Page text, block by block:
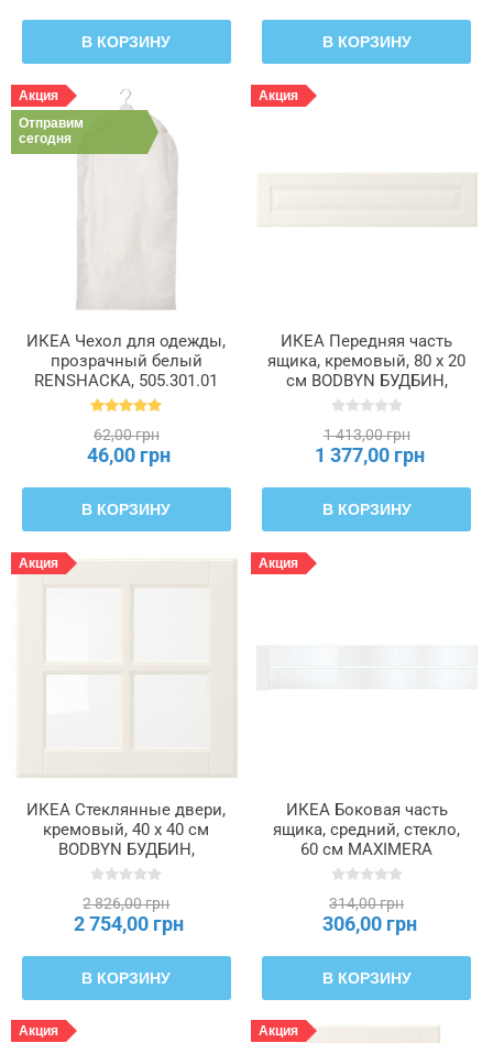
В КОРЗИНУ В КОРЗИНУ
Акция
Отправим
сегодня
ИКЕА Чехол для одежды,
прозрачный белый
RENSHACKA, 505.301.01
62,00 грн
46,00 грн
В КОРЗИНУ
Акция
ИКЕА Передняя часть
ящика, кремовый, 80 x 20
см BODBYN БУДБИН,
902.054.98
1 413,00 грн
1 377,00 грн
В КОРЗИНУ
Акция
ИКЕА Стеклянные двери,
кремовый, 40 х 40 см
BODBYN БУДБИН,
404.850.43
2 826,00 грн
2 754,00 грн
В КОРЗИНУ
Акция
ИКЕА Боковая часть
ящика, средний, стекло,
60 см MAXIMERA
МАКСИМЕРА, 302.388.59
314,00 грн
306,00 грн
В КОРЗИНУ
Акция Акция